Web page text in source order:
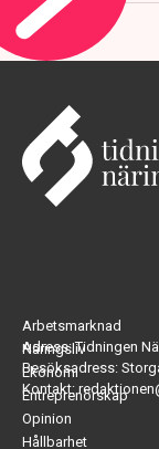
Adress: Tidningen
Besöksadress:
Kontakt:
Arbetsmarknad
Näringsliv
Ekonomi
Entreprenörskap
Opinion
Hållbarhet